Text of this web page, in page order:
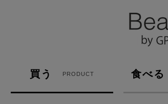
買う PRODUCT 食べる